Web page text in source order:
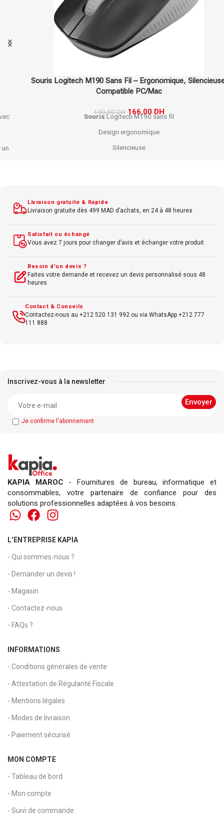
Souris Logitech M190 Sans Fil – Ergonomique, Silencieuse,
Compatible PC/Mac
190,00DH 166,00DH
SourisLogitech M190 sans fil
Design ergonomique
Silencieuse
Pile longue durée
Livraison gratuite & Rapide
Livraison gratuite dès 499 MAD d’achats, en 24 à 48 heures
Satisfait ou échangé
Vous avez 7 jours pour changer d’avis et échanger votre produit
Besoin d’un devis ?
Faites votre demande et recevez un devis personnalisé sous 48
heures
Contact & Conseils
Contactez-nous au +212 520 131 992 ou via WhatsApp +212 777
111 888
Inscrivez-vous à la newsletter
Je confirme l'abonnement
KAPIA MAROC - Fournitures de bureau, informatique et
consommables, votre partenaire de confiance pour des
solutions professionnelles adaptées à vos besoins.
L’ENTREPRISE KAPIA
- Qui sommes-nous ?
- Demander un devis !
- Magasin
- Contactez-nous
- FAQs ?
INFORMATIONS
- Conditions générales de vente
- Attestation de Régularité Fiscale
- Mentions légales
- Modes de livraison
- Paiement sécurisé
MON COMPTE
- Tableau de bord
- Mon compte
- Suivi de commande